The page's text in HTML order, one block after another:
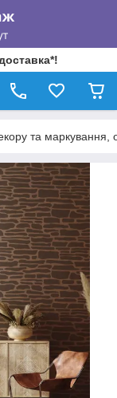
та маркування,